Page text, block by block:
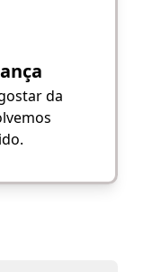
da